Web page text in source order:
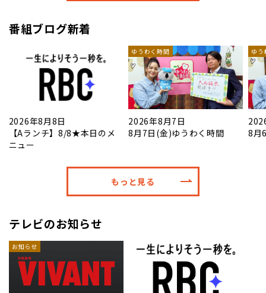
番組ブログ新着
2026年8月8日
【Aランチ】8/8★本日のメ
ニュー
ゆうわく時間
2026年8月7日
8月7日(金)ゆうわく時間
ゆう
8月
もっと見る
テレビのお知らせ
お知らせ